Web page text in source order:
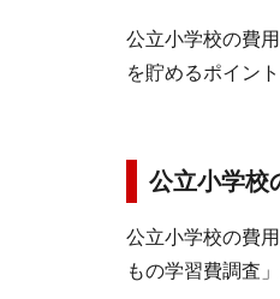
公立小学校の費
を貯めるポイン
公立小学校
公立小学校の費
もの学習費調査